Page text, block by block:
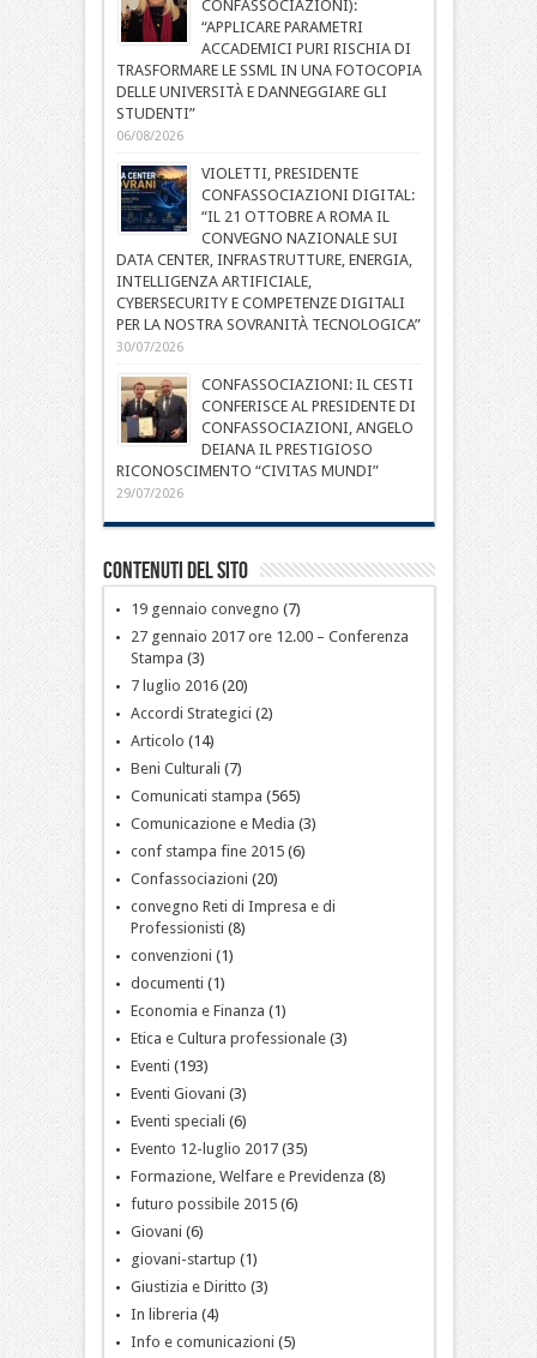
CONFASSOCIAZIONI):
“APPLICARE PARAMETRI
ACCADEMICI PURI RISCHIA DI
TRASFORMARE LE SSML IN UNA FOTOCOPIA
DELLE UNIVERSITÀ E DANNEGGIARE GLI
STUDENTI”
06/08/2026
VIOLETTI, PRESIDENTE
CONFASSOCIAZIONI DIGITAL:
“IL 21 OTTOBRE A ROMA IL
CONVEGNO NAZIONALE SUI
DATA CENTER, INFRASTRUTTURE, ENERGIA,
INTELLIGENZA ARTIFICIALE,
CYBERSECURITY E COMPETENZE DIGITALI
PER LA NOSTRA SOVRANITÀ TECNOLOGICA”
30/07/2026
CONFASSOCIAZIONI: IL CESTI
CONFERISCE AL PRESIDENTE DI
CONFASSOCIAZIONI, ANGELO
DEIANA IL PRESTIGIOSO
RICONOSCIMENTO “CIVITAS MUNDI”
29/07/2026
Contenuti del sito
19 gennaio convegno (7)
27 gennaio 2017 ore 12.00 – Conferenza
Stampa (3)
7 luglio 2016(20)
Accordi Strategici (2)
Articolo (14)
Beni Culturali (7)
Comunicati stampa (565)
Comunicazione e Media (3)
conf stampa fine 2015(6)
Confassociazioni (20)
convegno Reti di Impresa e di
Professionisti (8)
convenzioni (1)
documenti (1)
Economia e Finanza (1)
Etica e Cultura professionale(3)
Eventi (193)
Eventi Giovani (3)
Eventi speciali (6)
Evento 12-luglio 2017(35)
Formazione, Welfare e Previdenza (8)
futuro possibile 2015(6)
Giovani (6)
giovani-startup (1)
Giustizia e Diritto (3)
In libreria (4)
Info e comunicazioni (5)